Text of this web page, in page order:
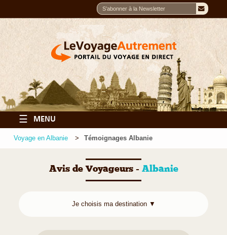
☰ MENU
Voyage en Albanie Témoignages Albanie
Avis de Voyageurs - Albanie